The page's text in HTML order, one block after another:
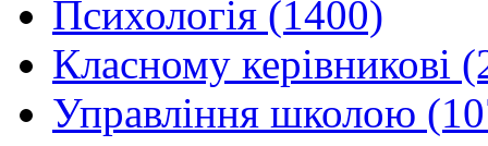
Психологія (1400)
Класному керівникові
Управління школою